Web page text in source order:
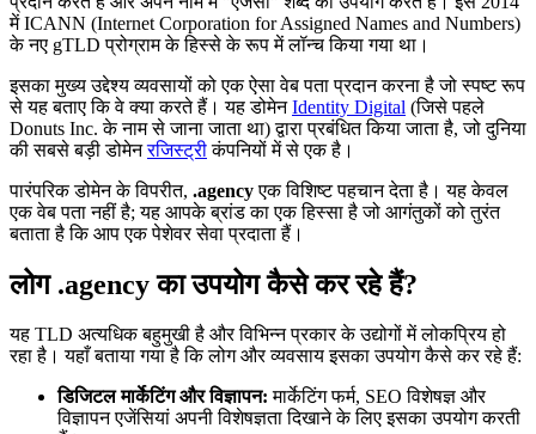
में ICANN (Internet Corporation for Assigned Names and Numbers)
के नए gTLD प्रोग्राम के हिस्से के रूप में लॉन्च किया गया था।
इसका मुख्य उद्देश्य व्यवसायों को एक ऐसा वेब पता प्रदान करना है जो स्पष्ट रूप
से यह बताए कि वे क्या करते हैं। यह डोमेनIdentity Digital (जिसे पहले
Donuts Inc. के नाम से जाना जाता था) द्वारा प्रबंधित किया जाता है, जो दुनिया
की सबसे बड़ी डोमेनरजिस्ट्रीकंपनियों में से एक है।
पारंपरिक डोमेन के विपरीत, .agencyएक विशिष्ट पहचान देता है। यह केवल
एक वेब पता नहीं है; यह आपके ब्रांड का एक हिस्सा है जो आगंतुकों को तुरंत
बताता है कि आप एक पेशेवर सेवा प्रदाता हैं।
लोग .agency का उपयोग कैसे कर रहे हैं?
यह TLD अत्यधिक बहुमुखी है और विभिन्न प्रकार के उद्योगों में लोकप्रिय हो
रहा है। यहाँ बताया गया है कि लोग और व्यवसाय इसका उपयोग कैसे कर रहे हैं:
डिजिटल मार्केटिंग और विज्ञापन: मार्केटिंग फर्म, SEO विशेषज्ञ और
विज्ञापन एजेंसियां अपनी विशेषज्ञता दिखाने के लिए इसका उपयोग करती